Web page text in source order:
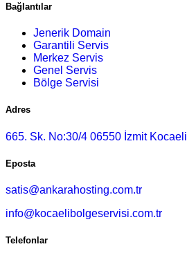
Bağlantılar
Jenerik Domain
Garantili Servis
Merkez Servis
Genel Servis
Bölge Servisi
Adres
665. Sk. No:30/4 06550 İzmit Kocaeli
Eposta
satis@ankarahosting.com.tr
info@kocaelibolgeservisi.com.tr
Telefonlar